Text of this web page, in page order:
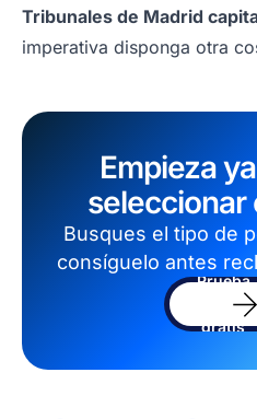
Tribunales de Madrid
imperativa disponga otra
Empieza
seleccionar
Busques el tipo de
consíguelo antes
Prueba
software
gratis